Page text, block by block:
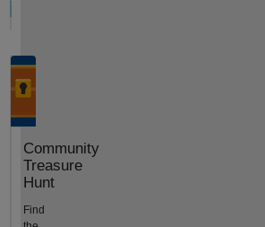
Community
Treasure
Hunt
Find